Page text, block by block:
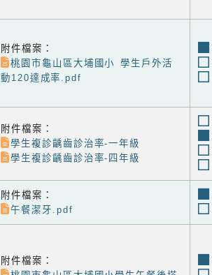
附件檔案：
桃園市龜山區大埔國小 學生戶外活
動120達成率.pdf
附件檔案：
學生複診齲齒診治率-一年級
學生複診齲齒診治率-四年級
附件檔案：
午餐潔牙.pdf
附件檔案：